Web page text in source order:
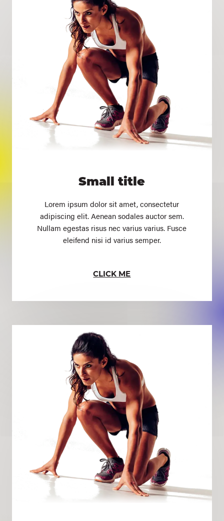
Small title
Lorem ipsum dolor sit amet, consectetur
adipiscing elit. Aenean sodales auctor sem.
Nullam egestas risus nec varius varius. Fusce
eleifend nisi id varius semper.
CLICK ME